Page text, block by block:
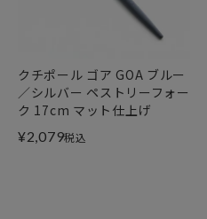
クチポール ゴア GOA ブルー
／シルバー ペストリーフォー
ク 17cm マット仕上げ
¥2,079税込